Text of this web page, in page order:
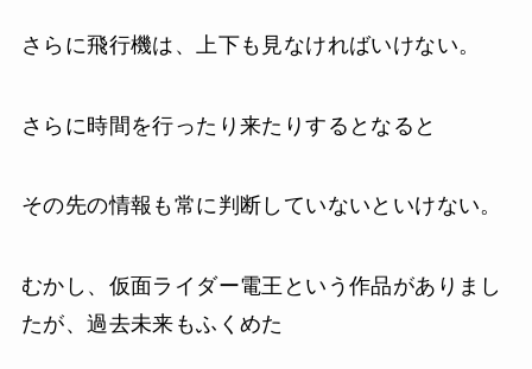
さらに飛行機は、上下も見なければいけない。
さらに時間を行ったり来たりするとなると
その先の情報も常に判断していないといけない。
むかし、仮面ライダー電王という作品がありまし
たが、過去未来もふくめた